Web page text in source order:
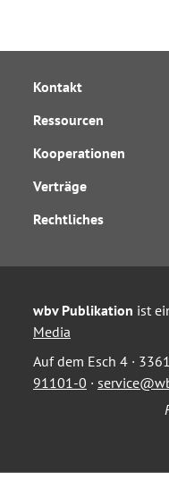
Kontakt
Ressourcen
Kooperationen
Verträge
Rechtliches
wbv Publikation ist
Media
Auf dem Esch 4 ·
91101-0 ·